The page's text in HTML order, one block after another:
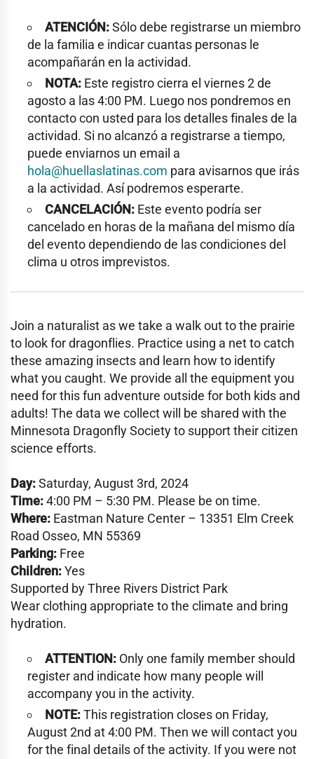
ATENCIÓN:Sólo debe registrarse un miembro
de la familia e indicar cuantas personas le
acompañarán en la actividad.
NOTA: Este registro cierra el viernes 2 de
agosto a las 4:00 PM. Luego nos pondremos en
contacto con usted para los detalles finales de la
actividad. Si no alcanzó a registrarse a tiempo,
puede enviarnos un email a
hola@huellaslatinas.com para avisarnos que irás
a la actividad. Así podremos esperarte.
CANCELACIÓN: Este evento podría ser
cancelado en horas de la mañana del mismo día
del evento dependiendo de las condiciones del
clima u otros imprevistos.
Join a naturalist as we take a walk out to the prairie
to look for dragonflies. Practice using a net to catch
these amazing insects and learn how to identify
what you caught. We provide all the equipment you
need for this fun adventure outside for both kids and
adults! The data we collect will be shared with the
Minnesota Dragonfly Society to support their citizen
science efforts.
Day:Saturday, August 3rd, 2024
Time:4:00 PM – 5:30 PM. Please be on time.
Where: Eastman Nature Center – 13351 Elm Creek
Road Osseo, MN 55369
Parking: Free
Children:Yes
Supported by Three Rivers District Park
Wear clothing appropriate to the climate and bring
hydration.
ATTENTION: Only one family member should
register and indicate how many people will
accompany you in the activity.
NOTE:This registration closes on Friday,
August 2nd at 4:00 PM. Then we will contact you
for the final details of the activity. If you were not